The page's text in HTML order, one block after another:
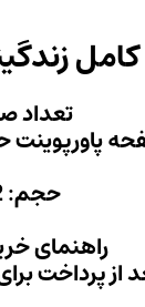
تعداد
حجم: 2 Mb
راهنمای
از پرداخت